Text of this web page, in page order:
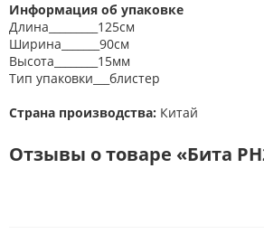
Системы хранения
Спецодежда и СИЗ
Хиты продаж
Информация об упаковке
Длина_________125см
Ширина_______90см
Высота________15мм
Тип упаковки___блистер
Страна производства: Китай
Отзывы о товаре «Бита